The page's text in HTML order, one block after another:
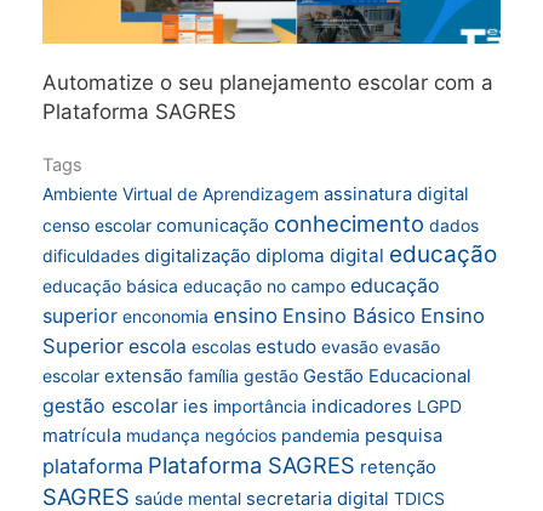
Automatize o seu planejamento escolar com a
Plataforma SAGRES
Tags
Ambiente Virtual de Aprendizagem assinatura digital
censo escolar comunicação conhecimento dados
dificuldades digitalização diploma digital educação
educação básica educação no campo educação
superior enconomia ensino Ensino Básico Ensino
Superior escola escolas estudo evasão evasão
escolar extensão família gestão Gestão Educacional
gestão escolar ies importância indicadores LGPD
matrícula mudança negócios pandemia pesquisa
plataforma Plataforma SAGRES retenção
SAGRES saúde mental secretaria digital TDICS